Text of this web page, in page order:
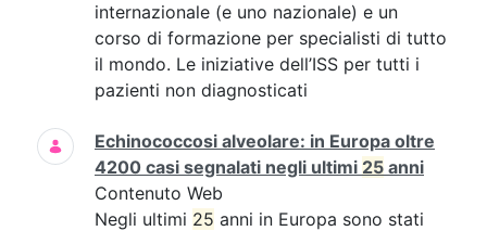
internazionale (e uno nazionale) e un
corso di formazione per specialisti di tutto
il mondo. Le iniziative dell’ISS per tutti i
pazienti non diagnosticati
Echinococcosi alveolare: in Europa oltre
4200 casi segnalati negli ultimi 25 anni
Contenuto Web
Negli ultimi 25 anni in Europa sono stati